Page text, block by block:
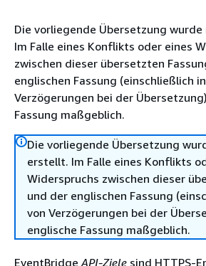
Die vorliegende Übersetzung
Im Falle eines Konflikts oder eines
zwischen dieser übersetzten
englischen Fassung (einschließlich
Verzögerungen bei der
Fassung maßgeblich.
Die vorliegende Übersetzung
erstellt. Im Falle eines Konflikts
Widerspruchs zwischen dieser
und der englischen Fassung
von Verzögerungen bei der
englische Fassung maßgeblich.
EventBridgeAPI-Ziele sind HTTPS-